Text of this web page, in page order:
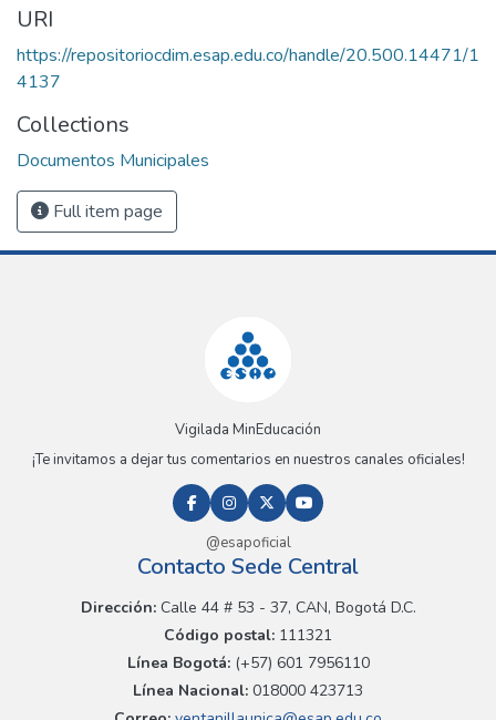
URI
https://repositoriocdim.esap.edu.co/handle/20.500.14471/1
4137
Collections
Documentos Municipales
Full item page
Vigilada MinEducación
¡Te invitamos a dejar tus comentarios en nuestros canales oficiales!
@esapoficial
Contacto Sede Central
Dirección:Calle 44 # 53 - 37, CAN, Bogotá D.C.
Código postal: 111321
Línea Bogotá:(+57) 601 7956110
Línea Nacional: 018000 423713